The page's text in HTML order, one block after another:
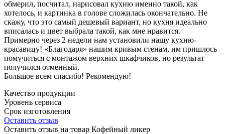
обмерил, посчитал, нарисовал кухню именно такой, как
хотелось, и картинка в голове сложилась окончательно. Не
скажу, что это самый дешевый вариант, но кухня идеально
вписалась и цвет выбрала такой, как мне нравится.
Примерно через 2 недели нам установили нашу кухню-
красавицу! «Благодаря» нашим кривым стенам, им пришлось
помучиться с монтажом верхних шкафчиков, но результат
получился отменный.
Большое всем спасибо! Рекомендую!
Качество продукции
Уровень сервиса
Срок изготовления
Оставить отзыв
Оставить отзыв на товар Кофейный ликер